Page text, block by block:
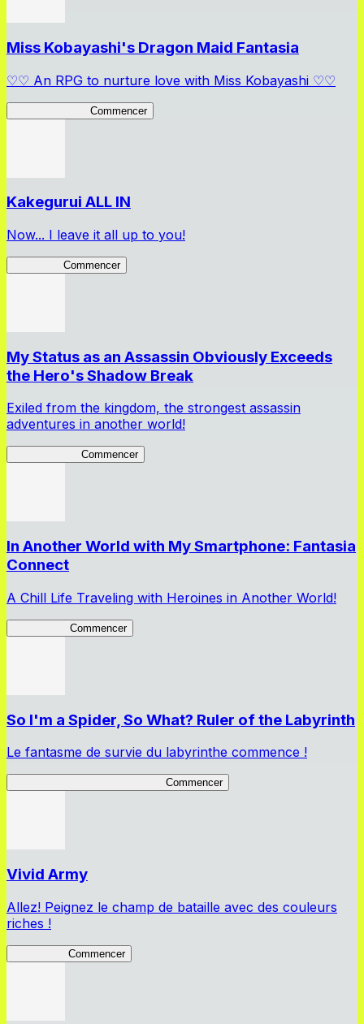
Miss Kobayashi's Dragon Maid Fantasia
♡♡ An RPG to nurture love with Miss Kobayashi ♡♡
Commencer
Kakegurui ALL IN
Now... I leave it all up to you!
Commencer
My Status as an Assassin Obviously Exceeds
the Hero's Shadow Break
Exiled from the kingdom, the strongest assassin
adventures in another world!
Commencer
In Another World with My Smartphone: Fantasia
Connect
A Chill Life Traveling with Heroines in Another World!
Commencer
So I'm a Spider, So What? Ruler of the Labyrinth
Le fantasme de survie du labyrinthe commence !
Commencer
Vivid Army
Allez! Peignez le champ de bataille avec des couleurs
riches !
Commencer